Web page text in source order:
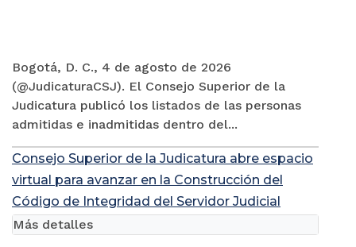
Bogotá, D. C., 4 de agosto de 2026
(@JudicaturaCSJ). El Consejo Superior de la
Judicatura publicó los listados de las personas
admitidas e inadmitidas dentro del...
Consejo Superior de la Judicatura abre espacio
virtual para avanzar en la Construcción del
Código de Integridad del Servidor Judicial
Más detalles